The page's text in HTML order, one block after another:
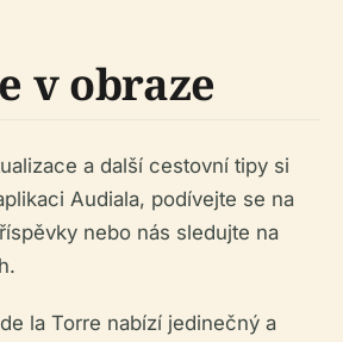
v obraze
a další cestovní tipy si
Audiala, podívejte se na
nebo nás sledujte na
la Torre nabízí jedinečný a